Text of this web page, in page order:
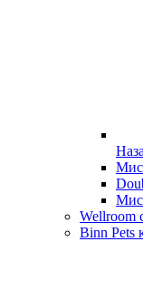
Wellroom
Binn Pets